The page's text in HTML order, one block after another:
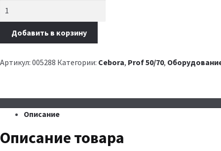
Добавить в корзину
Артикул: 005288 Категории: Cebora, Prof 50/70,
Описание
Описание товара